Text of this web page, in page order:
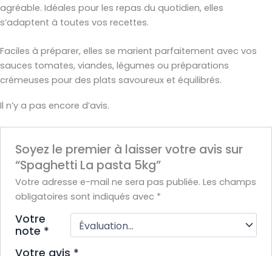
agréable. Idéales pour les repas du quotidien, elles
s’adaptent à toutes vos recettes.
Faciles à préparer, elles se marient parfaitement avec vos
sauces tomates, viandes, légumes ou préparations
crémeuses pour des plats savoureux et équilibrés.
Il n’y a pas encore d’avis.
Soyez le premier à laisser votre avis sur
“Spaghetti La pasta 5kg”
Votre adresse e-mail ne sera pas publiée. Les champs
obligatoires sont indiqués avec *
Votre
note *